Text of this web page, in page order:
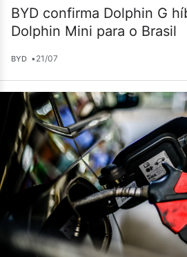
BYD confirma Dolphin G
Dolphin Mini para o Brasil
BYD •21/07